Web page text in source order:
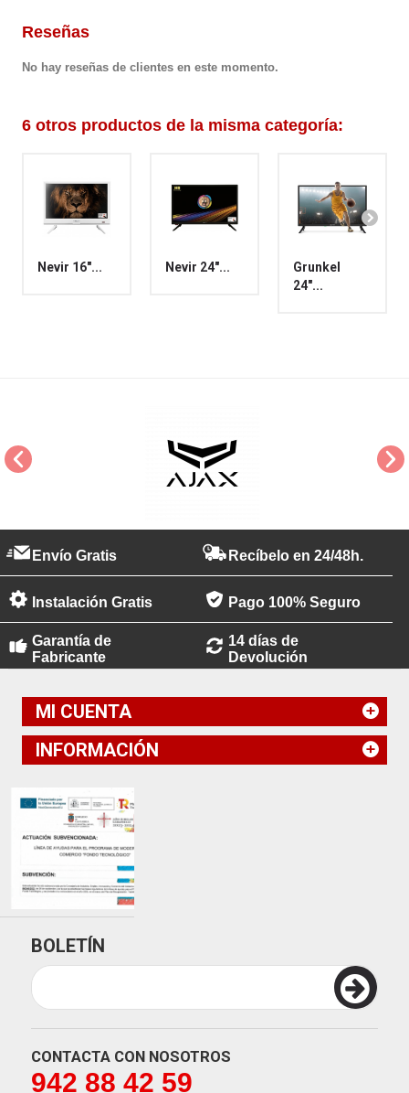
Reseñas
No hay reseñas de clientes en este momento.
6 otros productos de la misma categoría:
Nevir 16"... Nevir 24"...
Grunkel
24"...
Envío Gratis Recíbelo en 24/48h.
Instalación Gratis Pago 100% Seguro
Garantía de
Fabricante
14 días de
Devolución
MI CUENTA
INFORMACIÓN
BOLETÍN
CONTACTA CON NOSOTROS
942 88 42 59